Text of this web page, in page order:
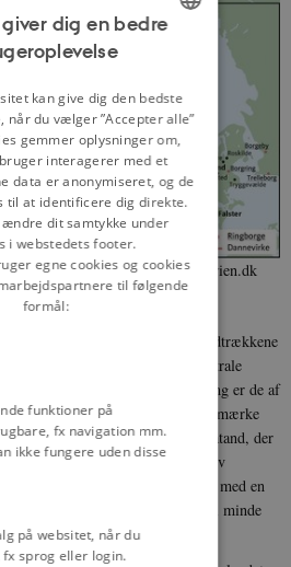
i vikingetiden. © danmarkshistorien.dk
kan både kongerækken og hovedtrækkene
følges. Blandt de centrale
Både i dimensioner og udformning er de af
et nøje planlagt mindesmærke
og over deres søn Harald Blåtand, der
på den danske trone. Det blev
formentlig af kong Gorm, med en
største) og en runesten til minde
DANISH
dig en bedre
kan give dig den bedste
når du vælger ”Accepter alle”
gemmer oplysninger om,
interagerer med et
data er anonymiseret, og de
til at identificere dig direkte.
ændre dit samtykke under
i webstedets footer.
egne cookies og cookies
til følgende
formål:
funktioner på
fx navigation mm.
ikke fungere uden disse
på websitet, når du
sprog eller login.